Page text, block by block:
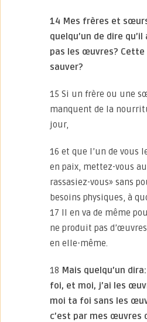
14 Mes frères et
quelqu’un de dire qu’il
pas les œuvres?
sauver?
15 Si un frère ou une
manquent de la
jour,
16 et que l’un de vous
en paix, mettez-vous
rassasiez-vous» sans
besoins physiques, à
17 Il en va de même
ne produit pas
en elle-même.
18 Mais quelqu’un
foi, et moi, j’ai les
moi ta foi sans les
c’est par mes œuvres